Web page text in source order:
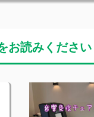
お読みください